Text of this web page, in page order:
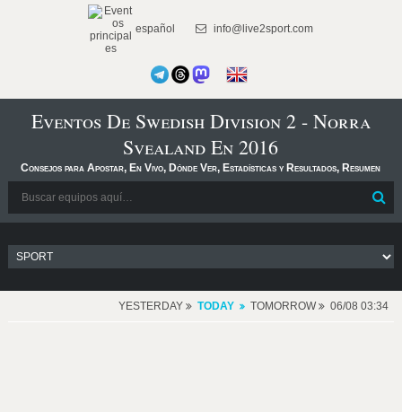
español info@live2sport.com
Eventos De Swedish Division 2 - Norra
Svealand En 2016
Consejos para Apostar, En Vivo, Dónde Ver, Estadísticas y Resultados, Resumen
YESTERDAY TODAY TOMORROW 06/08 03:34